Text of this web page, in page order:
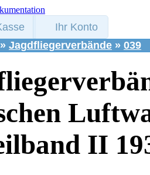
Ihr Konto
» Jagdfliegerverbände » 039
II